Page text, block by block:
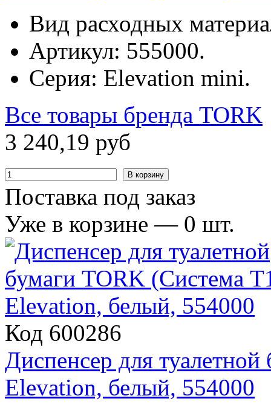
Вид расходных
Артикул: 555000.
Серия: Elevation mini.
Все товары бренда TORK
3 240,19 руб
В корзину
Поставка под заказ
Уже в корзине — 0 шт.
Код 600286
Диспенсер для
Elevation, белый, 554000